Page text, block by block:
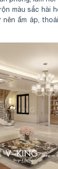
màu sắc hài
nên ấm áp,